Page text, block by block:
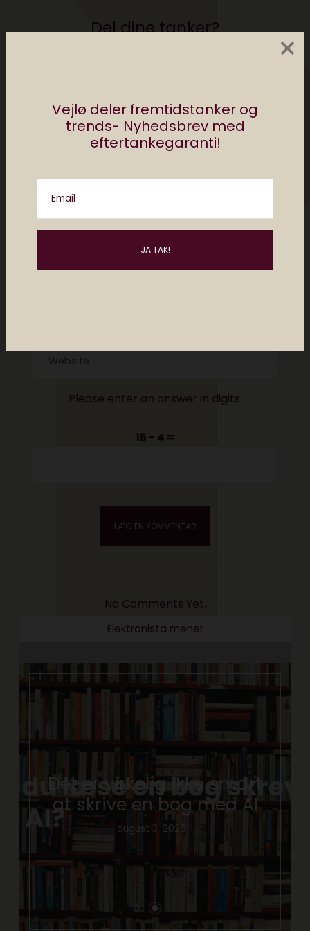
Vejlø deler fremtidstanker og
trends- Nyhedsbrev med
eftertankegaranti!
Email
×
Del dine tanker?
Please enter an answer in digits:
15 − 4 =
No Comments Yet.
Elektronista mener
Det er virkelig ikke smart
at skrive en bog med AI
august 3, 2026